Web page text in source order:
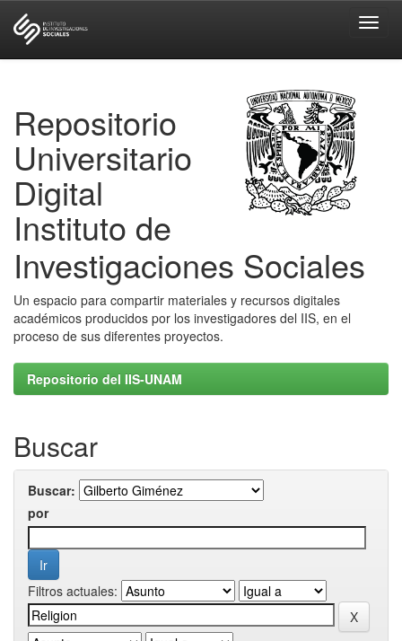
Repositorio
Universitario
Digital
Instituto de
Investigaciones Sociales
Un espacio para compartir materiales y recursos digitales
académicos producidos por los investigadores del IIS, en el
proceso de sus diferentes proyectos.
Repositorio del IIS-UNAM
Buscar
Buscar:
por
Filtros actuales: